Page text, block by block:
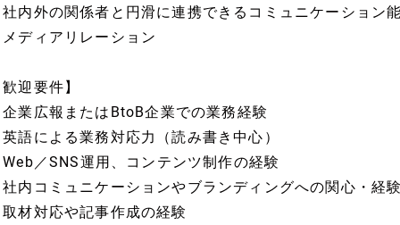
内外の関係者と円滑に連携できるコミュニケーション
ディアリレーション
迎要件】
業広報またはBtoB企業での業務経験
語による業務対応力（読み書き中心）
／SNS運用、コンテンツ制作の経験
内コミュニケーションやブランディングへの関心・経験
材対応や記事作成の経験